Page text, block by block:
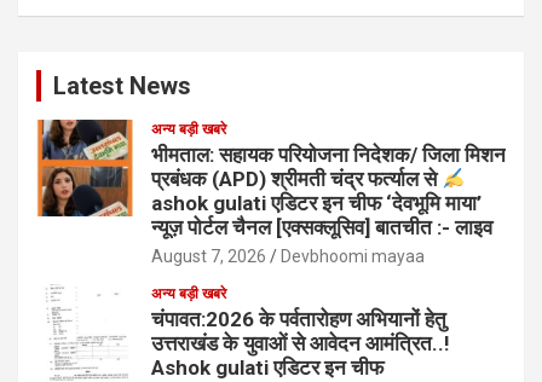
Latest News
अन्य बड़ी खबरे
भीमताल: सहायक परियोजना निदेशक/ जिला मिशन
प्रबंधक (APD) श्रीमती चंद्र फर्त्याल से
ashok gulati एडिटर इन चीफ ‘देवभूमि माया’
न्यूज़ पोर्टल चैनल [एक्सक्लूसिव] बातचीत :- लाइव
August 7, 2026 Devbhoomi mayaa
अन्य बड़ी खबरे
चंपावत:2026 के पर्वतारोहण अभियानों हेतु
उत्तराखंड के युवाओं से आवेदन आमंत्रित..!
Ashok gulati एडिटर इन चीफ